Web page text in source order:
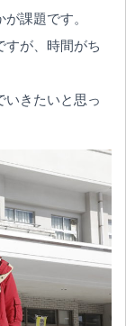
課題です。
すが、時間がち
いきたいと思っ